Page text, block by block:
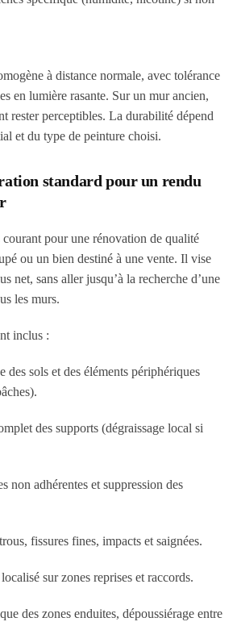
à distance normale, avec tolérance
en lumière rasante. Sur un mur ancien,
rester perceptibles. La durabilité dépend
et du type de peinture choisi.
standard pour un rendu
courant pour une rénovation de qualité
ou un bien destiné à une vente. Il vise
net, sans aller jusqu’à la recherche d’une
les murs.
inclus :
des sols et des éléments périphériques
des supports (dégraissage local si
non adhérentes et suppression des
fissures fines, impacts et saignées.
sur zones reprises et raccords.
des zones enduites, dépoussiérage entre